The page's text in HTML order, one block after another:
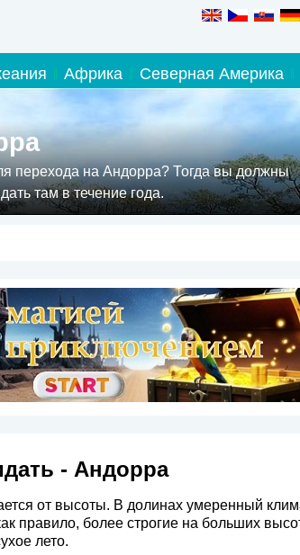
Африка Северная Америка
перехода на Андорра? Тогда вы должны
там в течение года.
- Андорра
от высоты. В долинах умеренный
правило, более строгие на больших
лето.